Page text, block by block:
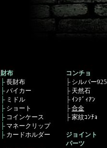
財布
├長財布
├バイカー
├ ミドル
├ ショート
├ コインケース
├ マネークリップ
├ カードホルダー
コンチョ
├ シルバー925
├ 天然石
├ｲﾝﾃﾞｨｱﾝ
├合金
├家紋ｺﾝﾁｮ
ジョイント
パーツ